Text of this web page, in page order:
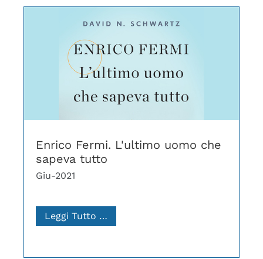
Enrico Fermi. L'ultimo uomo che
sapeva tutto
Giu-2021
Leggi Tutto …